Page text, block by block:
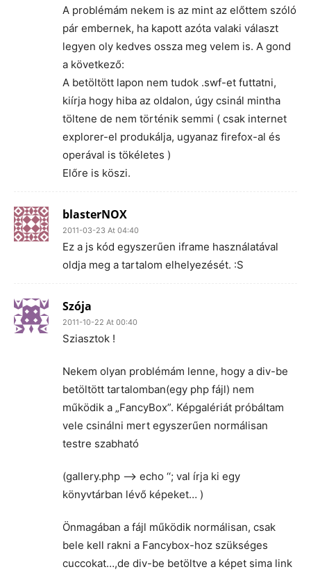
A problémám nekem is az mint az előttem szóló
pár embernek, ha kapott azóta valaki választ
legyen oly kedves ossza meg velem is. A gond
a következő:
A betöltött lapon nem tudok .swf-et futtatni,
kiírja hogy hiba az oldalon, úgy csinál mintha
töltene de nem történik semmi ( csak internet
explorer-el produkálja, ugyanaz firefox-al és
operával is tökéletes )
Előre is köszi.
blasterNOX
2011-03-23 At 04:40
Ez a js kód egyszerűen iframe használatával
oldja meg a tartalom elhelyezését. :S
Szója
2011-10-22 At 00:40
Sziasztok !
Nekem olyan problémám lenne, hogy a div-be
betöltött tartalomban(egy php fájl) nem
működik a „FancyBox”. Képgalériát próbáltam
vele csinálni mert egyszerűen normálisan
testre szabható
(gallery.php –> echo ‘‘; val írja ki egy
könyvtárban lévő képeket… )
Önmagában a fájl működik normálisan, csak
bele kell rakni a Fancybox-hoz szükséges
cuccokat…,de div-be betöltve a képet sima link